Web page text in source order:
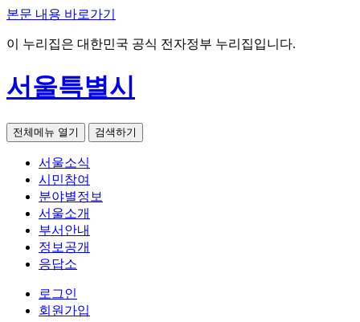
본문 내용 바로가기
이 누리집은 대한민국 공식 전자정부 누리집입니다.
서울특별시
전체메뉴 열기 검색하기
서울소식
시민참여
분야별정보
서울소개
부서안내
정보공개
응답소
로그인
회원가입